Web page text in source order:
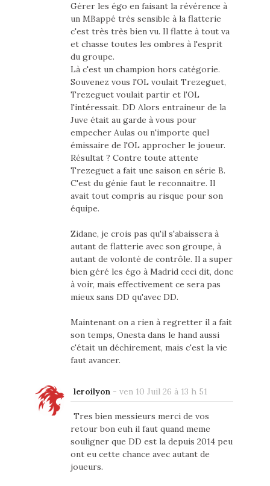
Gérer les égo en faisant la révérence à
un MBappé très sensible à la flatterie
c'est très très bien vu. Il flatte à tout va
et chasse toutes les ombres à l'esprit
du groupe.
Là c'est un champion hors catégorie.
Souvenez vous l'OL voulait Trezeguet,
Trezeguet voulait partir et l'OL
l'intéressait. DD Alors entraineur de la
Juve était au garde à vous pour
empecher Aulas ou n'importe quel
émissaire de l'OL approcher le joueur.
Résultat ? Contre toute attente
Trezeguet a fait une saison en série B.
C'est du génie faut le reconnaitre. Il
avait tout compris au risque pour son
équipe.
Zidane, je crois pas qu'il s'abaissera à
autant de flatterie avec son groupe, à
autant de volonté de contrôle. Il a super
bien géré les égo à Madrid ceci dit, donc
à voir, mais effectivement ce sera pas
mieux sans DD qu'avec DD.
Maintenant on a rien à regretter il a fait
son temps, Onesta dans le hand aussi
c'était un déchirement, mais c'est la vie
faut avancer.
leroilyon- ven 10 Juil 26 à 13 h 51
Tres bien messieurs merci de vos
retour bon euh il faut quand meme
souligner que DD est la depuis 2014 peu
ont eu cette chance avec autant de
joueurs.